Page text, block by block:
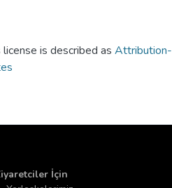
is described as Attribution-
İçin